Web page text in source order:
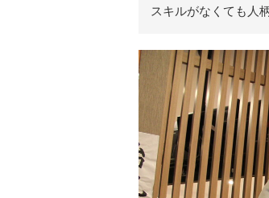
働
メ
デ
ィ
ア
スキルがなくても人